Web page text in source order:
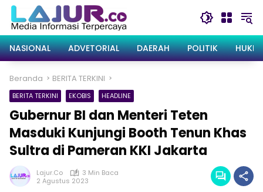
Langsung
konten
NASIONAL
ADVETORIAL DAERAH POLITIK
Beranda BERITA TERKINI
BERITA TERKINI EKOBIS HEADLINE
Gubernur BI dan Menteri Teten
Masduki Kunjungi Booth Tenun Khas
Sultra di Pameran KKI Jakarta
Lajur.co
3 Min Baca
2 Agustus 2023